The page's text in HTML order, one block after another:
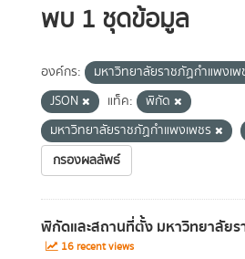
พบ 1 ชุดข้อมูล
องค์กร: มหาวิทยาลัยราชภัฏกำแพงเพ
JSON
แท็ค:
พิกัด
มหาวิทยาลัยราชภัฏกำแพงเพชร
กรองผลลัพธ์
พิกัดและสถานที่ตั้ง มหาวิทยาลัยร
16 recent views